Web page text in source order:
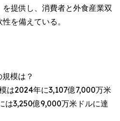
提供し、消費者と外食産業双
を備えている。
模は？
は2024年に3,107億7,000万米
は3,250億9,000万米ドルに達